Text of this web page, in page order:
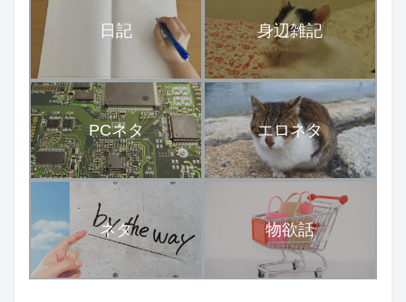
日記 身辺雑記
PCネタ エロネタ
ネタ 物欲話